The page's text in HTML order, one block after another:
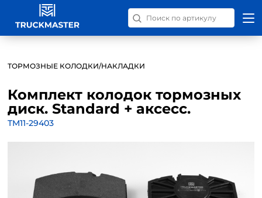
Поиск запчастей по
ТОРМОЗНЫЕ КОЛОДКИ/НАКЛАДКИ
Комплект колодок тормозных
диск. Standard + аксесс.
TM11-29403